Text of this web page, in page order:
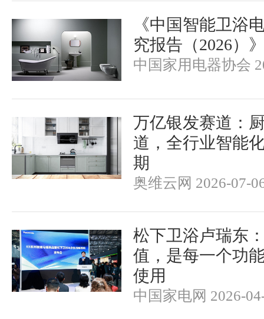
《中国智能卫浴
究报告（2026）
中国家用电器协会
万亿银发赛道：
道，全行业智能
期
奥维云网 2026-07-
松下卫浴卢瑞东
值，是每一个功
使用
中国家电网 2026-